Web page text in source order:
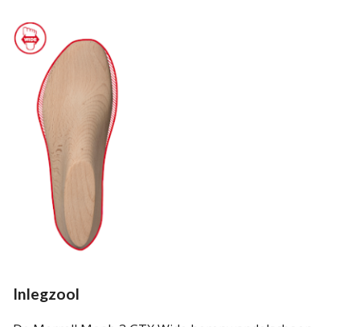
Inlegzool